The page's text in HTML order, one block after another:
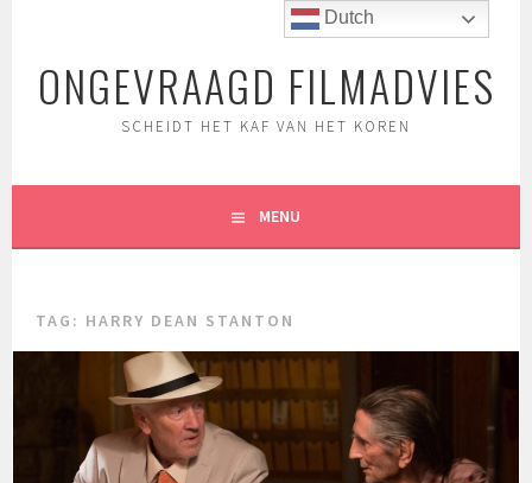
inhoudONGEVRAAGD FILMADVIES
SCHEIDT HET KAF VAN HET KOREN
MENU
TAG: HARRY DEAN STANTON
Dutch